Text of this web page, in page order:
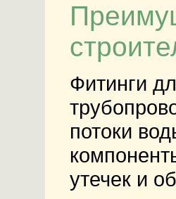
Фитинги
потоки
утечек и